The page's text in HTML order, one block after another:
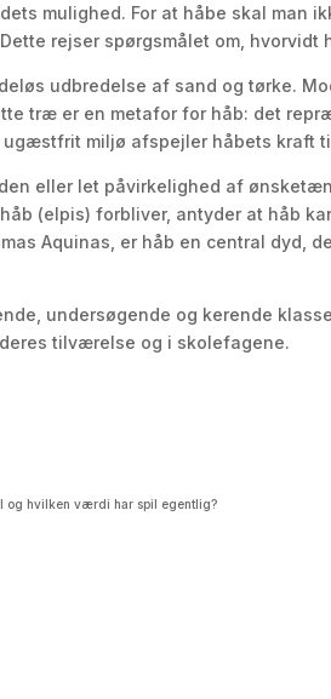
mulighed. For at håbe skal man
rejser spørgsmålet om, hvorvidt
udbredelse af sand og tørke.
træ er en metafor for håb: det
miljø afspejler håbets kraft
eller let påvirkelighed af
(elpis) forbliver, antyder at håb
Aquinas, er håb en central dyd,
undersøgende og kerende
tilværelse og i skolefagene.
og hvilken værdi har spil egentlig?